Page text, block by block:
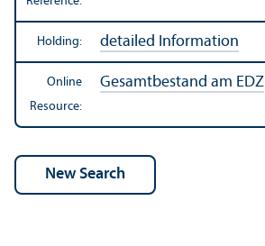
Holding: detailed Information
Online
Resource:
Gesamtbestand am EDZ